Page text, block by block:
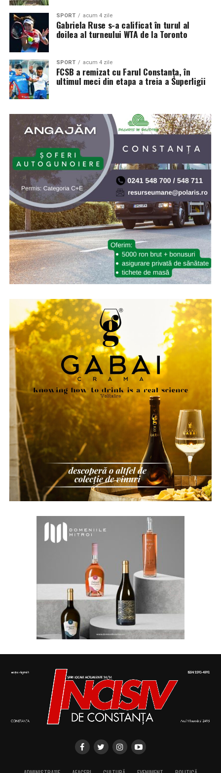
SPORT acum 4 zile
Gabriela Ruse s-a calificat în turul al
doilea al turneului WTA de la Toronto
SPORT acum 4 zile
FCSB a remizat cu Farul Constanța, în
ultimul meci din etapa a treia a Superligii